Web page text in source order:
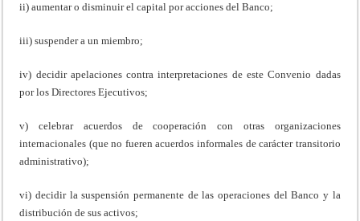
ii) aumentar o disminuir el capital por acciones del Banco;
iii) suspender a un miembro;
iv) decidir apelaciones contra interpretaciones de este Convenio dadas
por los Directores Ejecutivos;
v) celebrar acuerdos de cooperación con otras organizaciones
internacionales (que no fueren acuerdos informales de carácter transitorio
administrativo);
vi) decidir la suspensión permanente de las operaciones del Banco y la
distribución de sus activos;